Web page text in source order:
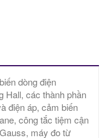
dòng điện
Hall, các thành phần
điện áp, cảm biến
công tắc tiệm cận
máy đo từ